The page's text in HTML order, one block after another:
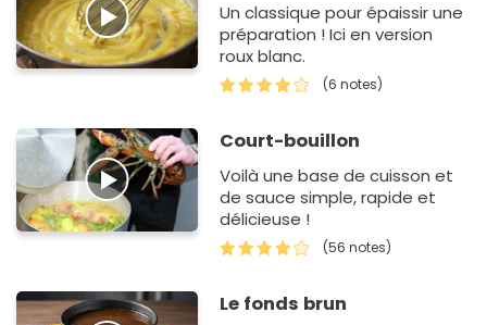
Un classique pour épaissir une
préparation ! Ici en version
roux blanc.
(6 notes)
Court-bouillon
Voilà une base de cuisson et
de sauce simple, rapide et
délicieuse !
(56 notes)
Le fonds brun